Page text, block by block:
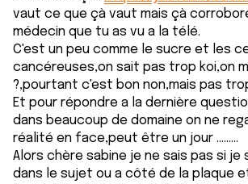
vaut ce que çà vaut mais çà
médecin que tu as vu a la télé.
C'est un peu comme le sucre et les
cancéreuses,on sait pas trop koi,on
?,pourtant c'est bon non,mais pas
Et pour répondre a la dernière
dans beaucoup de domaine on ne
réalité en face,peut être un jour .........
Alors chère sabine je ne sais pas si je
dans le sujet ou a côté de la plaque